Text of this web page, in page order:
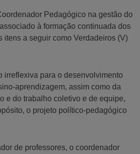
Pedagógico na gestão do
à formação continuada dos
itens a seguir como Verdadeiros (V)
irreflexiva para o desenvolvimento
aprendizagem, assim como da
e do trabalho coletivo e de equipe,
o projeto político-pedagógico
de professores, o coordenador